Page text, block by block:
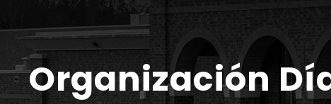
Organización